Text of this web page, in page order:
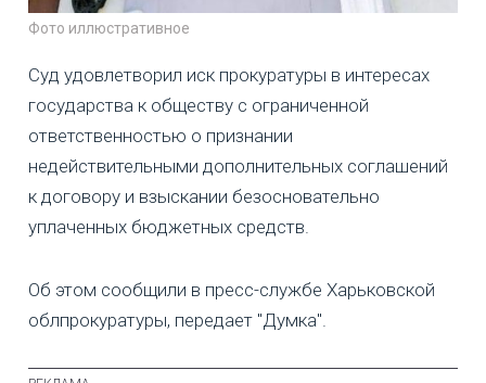
Фото иллюстративное
Суд удовлетворил иск прокуратуры в интересах
государства к обществу с ограниченной
ответственностью о признании
недействительными дополнительных соглашений
к договору и взыскании безосновательно
уплаченных бюджетных средств.
Об этом сообщили в пресс-службе Харьковской
облпрокуратуры, передает "Думка".